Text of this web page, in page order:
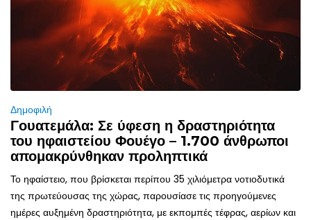
Δημοφιλή
Γουατεμάλα: Σε ύφεση η δραστηριότητα
του ηφαιστείου Φουέγο – 1.700 άνθρωποι
απομακρύνθηκαν προληπτικά
Το ηφαίστειο, που βρίσκεται περίπου 35 χιλιόμετρα νοτιοδυτικά
της πρωτεύουσας της χώρας, παρουσίασε τις προηγούμενες
ημέρες αυξημένη δραστηριότητα, με εκπομπές τέφρας, αερίων και